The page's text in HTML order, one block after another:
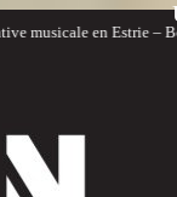
– Bois-Francs |